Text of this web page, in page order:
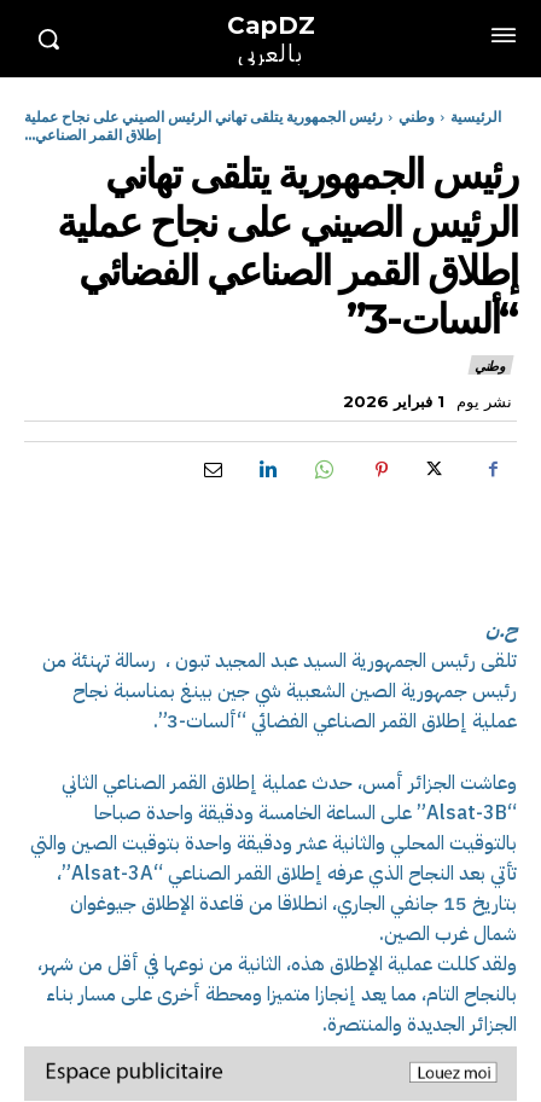
CapDZ
بالعربي
الرئيسية وطني
رئيس الجمهورية يتلقى تهاني الرئيس الصيني على نجاح عملية
إطلاق القمر الصناعي...
رئيس الجمهورية يتلقى تهاني
الرئيس الصيني على نجاح عملية
إطلاق القمر الصناعي الفضائي
“ألسات-3”
وطني
نشر يوم 1 فبراير 2026
ح.ن
تلقى رئيس الجمهورية السيد عبد المجيد تبون ، رسالة تهنئة من
رئيس جمهورية الصين الشعبية شي جين بينغ بمناسبة نجاح
عملية إطلاق القمر الصناعي الفضائي “ألسات-3”.
وعاشت الجزائر أمس، حدث عملية إطلاق القمر الصناعي الثاني
“Alsat-3B” على الساعة الخامسة ودقيقة واحدة صباحا
بالتوقيت المحلي والثانية عشر ودقيقة واحدة بتوقيت الصين والتي
تأتي بعد النجاح الذي عرفه إطلاق القمر الصناعي “Alsat-3A”،
بتاريخ 15 جانفي الجاري، انطلاقا من قاعدة الإطلاق جيوغوان
شمال غرب الصين.
ولقد كللت عملية الإطلاق هذه، الثانية من نوعها في أقل من شهر،
بالنجاح التام، مما يعد إنجازا متميزا ومحطة أخرى على مسار بناء
الجزائر الجديدة والمنتصرة.